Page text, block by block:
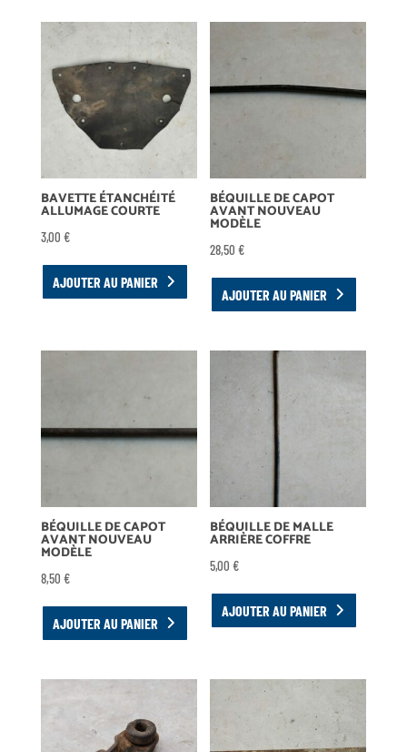
BAVETTE ÉTANCHÉITÉ
ALLUMAGE COURTE
3,00 €
AJOUTER AU PANIER
BÉQUILLE DE CAPOT
AVANT NOUVEAU
MODÈLE
28,50€
AJOUTER AU PANIER
BÉQUILLE DE CAPOT
AVANT NOUVEAU
MODÈLE
8,50 €
AJOUTER AU PANIER
BÉQUILLE DE MALLE
ARRIÈRE COFFRE
5,00€
AJOUTER AU PANIER